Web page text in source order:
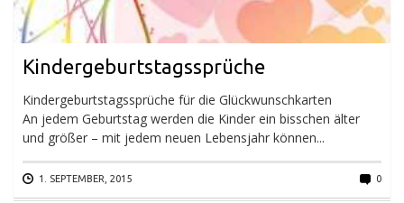
Kindergeburtstagssprüche
Kindergeburtstagssprüche für die Glückwunschkarten
An jedem Geburtstag werden die Kinder ein bisschen älter
und größer – mit jedem neuen Lebensjahr können...
1. SEPTEMBER, 2015 0